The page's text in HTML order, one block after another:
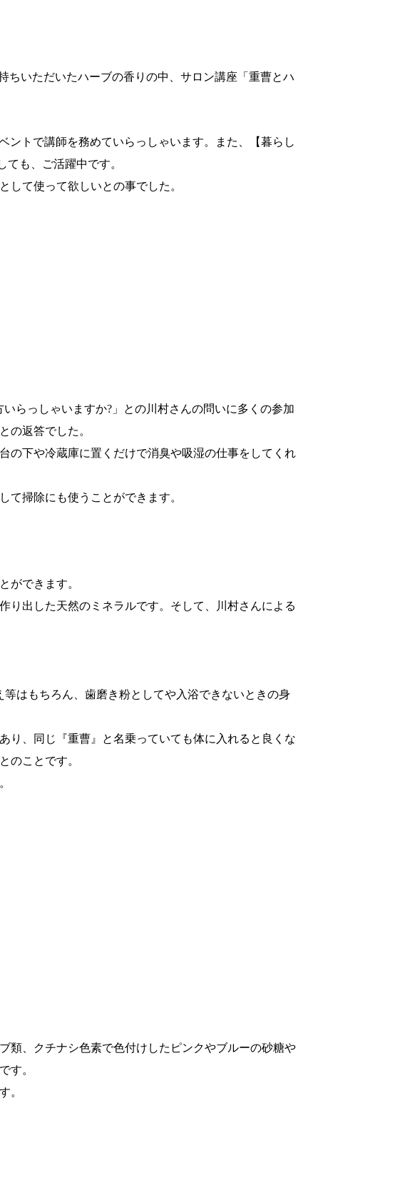
ちいただいたハーブの香りの中、サロン講座「重曹とハ
ントで講師を務めていらっしゃいます。また、【暮らし
も、ご活躍中です。
して使って欲しいとの事でした。
らっしゃいますか?」との川村さんの問いに多くの参加
の返答でした。
の下や冷蔵庫に置くだけで消臭や吸湿の仕事をしてくれ
て掃除にも使うことができます。
ができます。
り出した天然のミネラルです。そして、川村さんによる
はもちろん、歯磨き粉としてや入浴できないときの身
り、同じ『重曹』と名乗っていても体に入れると良くな
のことです。
類、クチナシ色素で色付けしたピンクやブルーの砂糖や
す。
。